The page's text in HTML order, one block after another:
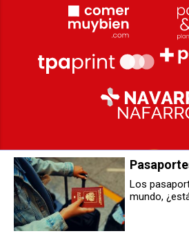
Sofocado un incendio en Arzoz
(Guesálaz)
Un
Los
mundo,